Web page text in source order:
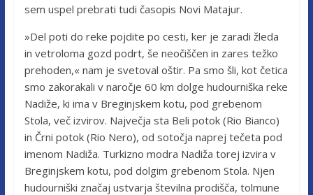
sem uspel prebrati tudi časopis Novi Matajur.
»Del poti do reke pojdite po cesti, ker je zaradi žleda
in vetroloma gozd podrt, še neočiščen in zares težko
prehoden,« nam je svetoval oštir. Pa smo šli, kot četica
smo zakorakali v naročje 60 km dolge hudourniška reke
Nadiže, ki ima v Breginjskem kotu, pod grebenom
Stola, več izvirov. Največja sta Beli potok (Rio Bianco)
in Črni potok (Rio Nero), od sotočja naprej tečeta pod
imenom Nadiža. Turkizno modra Nadiža torej izvira v
Breginjskem kotu, pod dolgim grebenom Stola. Njen
hudourniški značaj ustvarja številna prodišča, tolmune